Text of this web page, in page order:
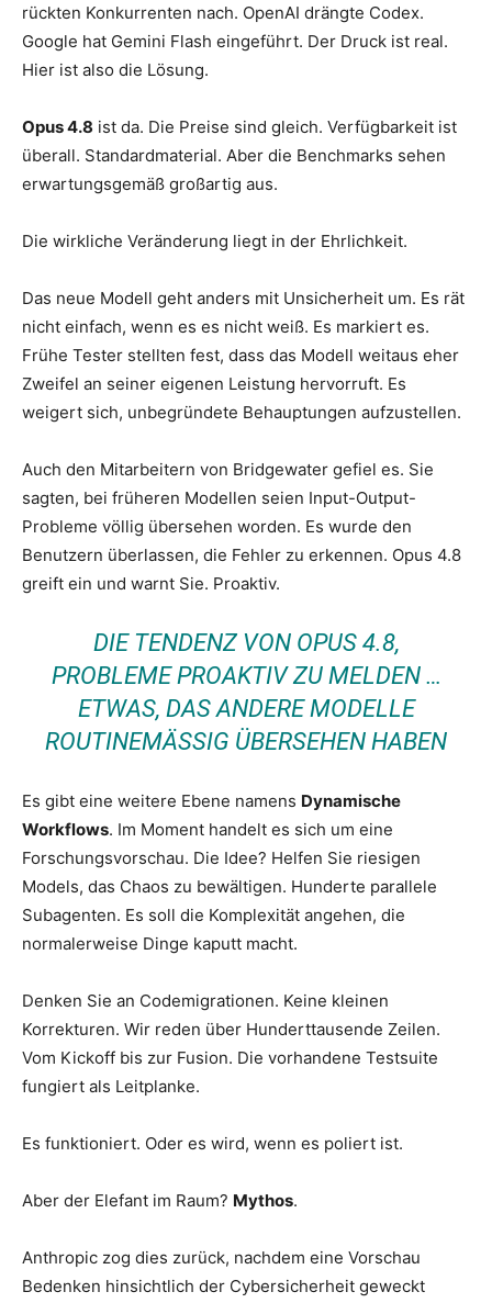
rückten Konkurrenten nach. OpenAI drängte Codex.
Google hat Gemini Flash eingeführt. Der Druck ist real.
Hier ist also die Lösung.
Opus 4.8 ist da. Die Preise sind gleich. Verfügbarkeit ist
überall. Standardmaterial. Aber die Benchmarks sehen
erwartungsgemäß großartig aus.
Die wirkliche Veränderung liegt in der Ehrlichkeit.
Das neue Modell geht anders mit Unsicherheit um. Es rät
nicht einfach, wenn es es nicht weiß. Es markiert es.
Frühe Tester stellten fest, dass das Modell weitaus eher
Zweifel an seiner eigenen Leistung hervorruft. Es
weigert sich, unbegründete Behauptungen aufzustellen.
Auch den Mitarbeitern von Bridgewater gefiel es. Sie
sagten, bei früheren Modellen seien Input-Output-
Probleme völlig übersehen worden. Es wurde den
Benutzern überlassen, die Fehler zu erkennen. Opus 4.8
greift ein und warnt Sie. Proaktiv.
DIE TENDENZ VON OPUS 4.8,
PROBLEME PROAKTIV ZU MELDEN …
ETWAS, DAS ANDERE MODELLE
ROUTINEMÄSSIG ÜBERSEHEN HABEN
Es gibt eine weitere Ebene namens Dynamische
Workflows. Im Moment handelt es sich um eine
Forschungsvorschau. Die Idee? Helfen Sie riesigen
Models, das Chaos zu bewältigen. Hunderte parallele
Subagenten. Es soll die Komplexität angehen, die
normalerweise Dinge kaputt macht.
Denken Sie an Codemigrationen. Keine kleinen
Korrekturen. Wir reden über Hunderttausende Zeilen.
Vom Kickoff bis zur Fusion. Die vorhandene Testsuite
fungiert als Leitplanke.
Es funktioniert. Oder es wird, wenn es poliert ist.
Aber der Elefant im Raum? Mythos.
Anthropic zog dies zurück, nachdem eine Vorschau
Bedenken hinsichtlich der Cybersicherheit geweckt